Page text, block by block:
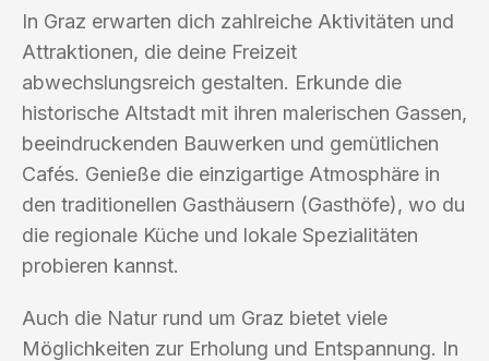
In Graz erwarten dich zahlreiche Aktivitäten und
Attraktionen, die deine Freizeit
abwechslungsreich gestalten. Erkunde die
historische Altstadt mit ihren malerischen Gassen,
beeindruckenden Bauwerken und gemütlichen
Cafés. Genieße die einzigartige Atmosphäre in
den traditionellen Gasthäusern (Gasthöfe), wo du
die regionale Küche und lokale Spezialitäten
probieren kannst.
Auch die Natur rund um Graz bietet viele
Möglichkeiten zur Erholung und Entspannung. In